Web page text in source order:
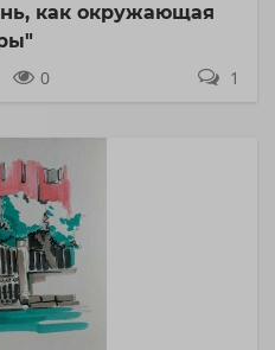
как окружающая
0 1